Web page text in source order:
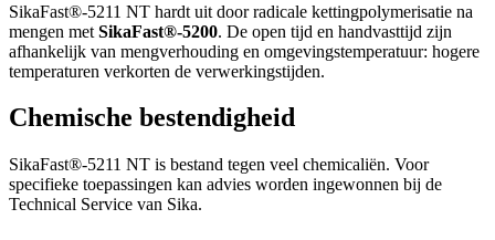
SikaFast®-5211 NT hardt uit door radicale kettingpolymerisatie na
mengen met SikaFast®-5200. De open tijd en handvasttijd zijn
afhankelijk van mengverhouding en omgevingstemperatuur: hogere
temperaturen verkorten de verwerkingstijden.
Chemische bestendigheid
SikaFast®-5211 NT is bestand tegen veel chemicaliën. Voor
specifieke toepassingen kan advies worden ingewonnen bij de
Technical Service van Sika.